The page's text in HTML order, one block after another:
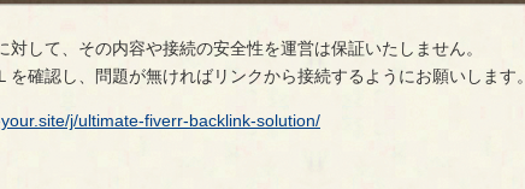
対して、その内容や接続の安全性を運営は保証いたしません。
を確認し、問題が無ければリンクから接続するようにお願いします。
j/ultimate-fiverr-backlink-solution/